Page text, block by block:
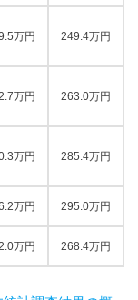
万円 249.4万円
万円 263.0万円
万円 285.4万円
万円 295.0万円
万円 268.4万円